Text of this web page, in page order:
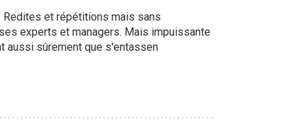
Redites et répétitions mais sans
experts et managers. Mais impuissante
aussi sûrement que s'entassen